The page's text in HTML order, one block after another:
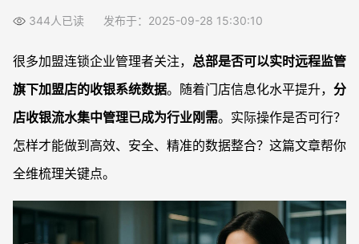
总部远程查账，对门店会有影响或风险吗？
加盟品牌信息化水平低，会影响营收管控吗？
344人已读 发布于：2025-09-28 15:30:10
很多加盟连锁企业管理者关注， 总部是否可以实时远程监管
旗下加盟店的收银系统数据。随着门店信息化水平提升， 分
店收银流水集中管理已成为行业刚需。实际操作是否可行？
怎样才能做到高效、安全、精准的数据整合？这篇文章帮你
全维梳理关键点。